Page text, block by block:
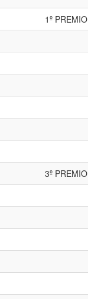
1º PREMIO
3º PREMIO